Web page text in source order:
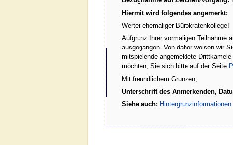
Hiermit wird folgendes angemerkt:
Werter ehemaliger Bürokratenkollege!
Aufgrunz Ihrer vormaligen Teilnahme
ausgegangen. Von daher weisen wir
mitspielende angemeldete
möchten, Sie sich bitte auf der Seite
Mit freundlichem Grunzen,
Unterschrift des Anmerkenden,
Siehe auch: Hintergrunzinformationen